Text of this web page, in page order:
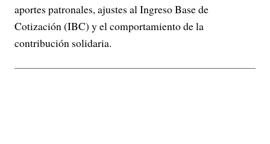
aportes patronales, ajustes al Ingreso Base de
Cotización (IBC) y el comportamiento de la
contribución solidaria.